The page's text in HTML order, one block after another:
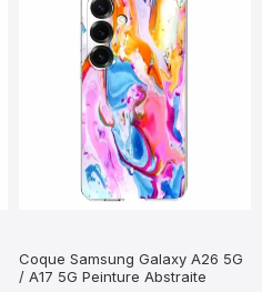
Coque Samsung Galaxy A26 5G
/ A17 5G Peinture Abstraite